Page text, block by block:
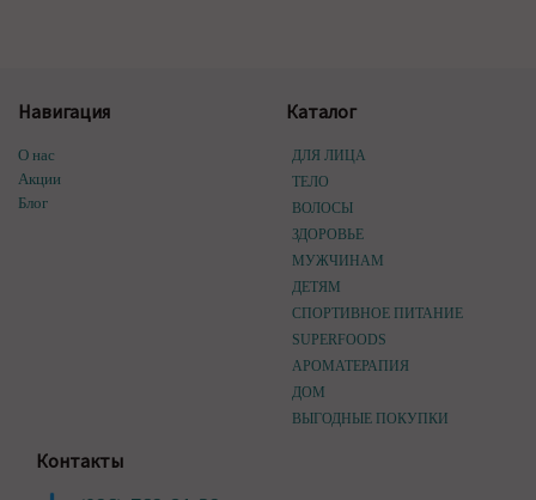
Навигация
О нас
Акции
Блог
Каталог
ДЛЯ ЛИЦА
ТЕЛО
ВОЛОСЫ
ЗДОРОВЬЕ
МУЖЧИНАМ
ДЕТЯМ
СПОРТИВНОЕ ПИТАНИЕ
SUPERFOODS
АРОМАТЕРАПИЯ
ДОМ
ВЫГОДНЫЕ ПОКУПКИ
Контакты